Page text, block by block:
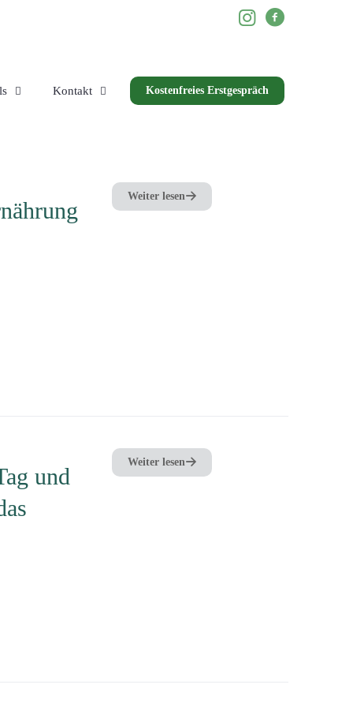
Kontakt Kostenfreies Erstgespräch
Weiter lesen
und
Weiter lesen